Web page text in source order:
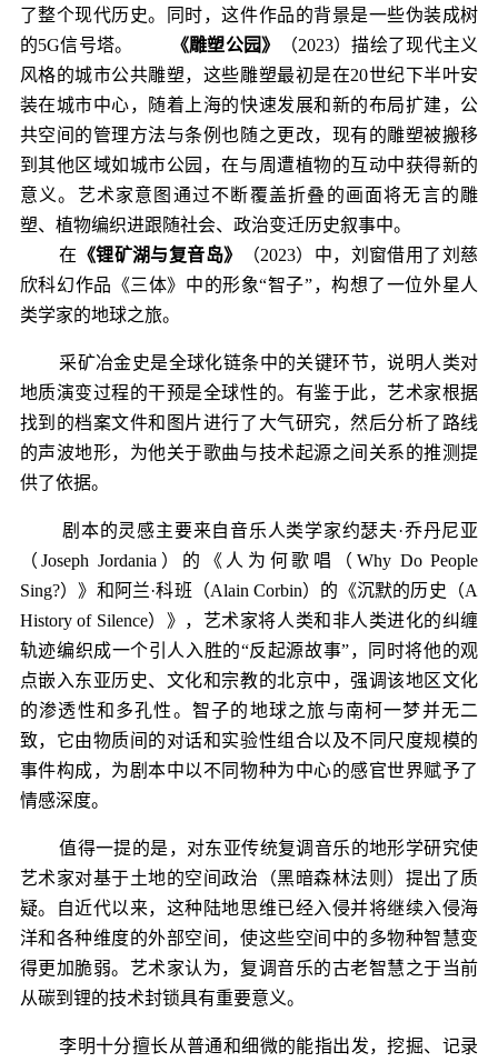
了整个现代历史。同时，这件作品的背景是一些伪装成树
的5G信号塔。
《雕塑公园》
（2023）描绘了现代主义
风格的城市公共雕塑，这些雕塑最初是在20世纪下半叶安
装在城市中心，随着上海的快速发展和新的布局扩建，公
共空间的管理方法与条例也随之更改，现有的雕塑被搬移
到其他区域如城市公园，在与周遭植物的互动中获得新的
意义。艺术家意图通过不断覆盖折叠的画面将无言的雕
塑、植物编织进跟随社会、政治变迁历史叙事中。
在 《锂矿湖与复音岛》
（2023）中，刘窗借用了刘慈
欣科幻作品《三体》中的形象“智子”，构想了一位外星人
类学家的地球之旅。
采矿冶金史是全球化链条中的关键环节，说明人类对
地质演变过程的干预是全球性的。有鉴于此，艺术家根据
找到的档案文件和图片进行了大气研究，然后分析了路线
的声波地形，为他关于歌曲与技术起源之间关系的推测提
供了依据。
剧本的灵感主要来自音乐人类学家约瑟夫·乔丹尼亚
（Joseph Jordania）的《人为何歌唱（Why Do People
Sing?）》和阿兰·科班（Alain Corbin）的《沉默的历史（A
History of Silence）》，艺术家将人类和非人类进化的纠缠
轨迹编织成一个引人入胜的“反起源故事”，同时将他的观
点嵌入东亚历史、文化和宗教的北京中，强调该地区文化
的渗透性和多孔性。智子的地球之旅与南柯一梦并无二
致，它由物质间的对话和实验性组合以及不同尺度规模的
事件构成，为剧本中以不同物种为中心的感官世界赋予了
情感深度。
值得一提的是，对东亚传统复调音乐的地形学研究使
艺术家对基于土地的空间政治（黑暗森林法则 ）提出了质
疑。自近代以来，这种陆地思维已经入侵并将继续入侵海
洋和各种维度的外部空间，使这些空间中的多物种智慧变
得更加脆弱。艺术家认为，复调音乐的古老智慧之于当前
从碳到锂的技术封锁具有重要意义。
李明十分擅长从普通和细微的能指出发，挖掘、记录